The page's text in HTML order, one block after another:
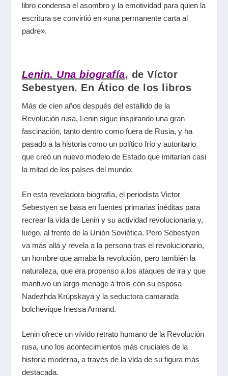
libro condensa el asombro y la emotividad para quien la
escritura se convirtió en «una permanente carta al
padre».
Lenin. Una biografía, de Víctor
Sebestyen. En Ático de los libros
Más de cien años después del estallido de la
Revolución rusa, Lenin sigue inspirando una gran
fascinación, tanto dentro como fuera de Rusia, y ha
pasado a la historia como un político frío y autoritario
que creó un nuevo modelo de Estado que imitarían casi
la mitad de los países del mundo.
En esta reveladora biografía, el periodista Victor
Sebestyen se basa en fuentes primarias inéditas para
recrear la vida de Lenin y su actividad revolucionaria y,
luego, al frente de la Unión Soviética. Pero Sebestyen
va más allá y revela a la persona tras el revolucionario,
un hombre que amaba la revolución, pero también la
naturaleza, que era propenso a los ataques de ira y que
mantuvo un largo menage à trois con su esposa
Nadezhda Krúpskaya y la seductora camarada
bolchevique Inessa Armand.
Lenin ofrece un vívido retrato humano de la Revolución
rusa, uno los acontecimientos más cruciales de la
historia moderna, a través de la vida de su figura más
destacada.